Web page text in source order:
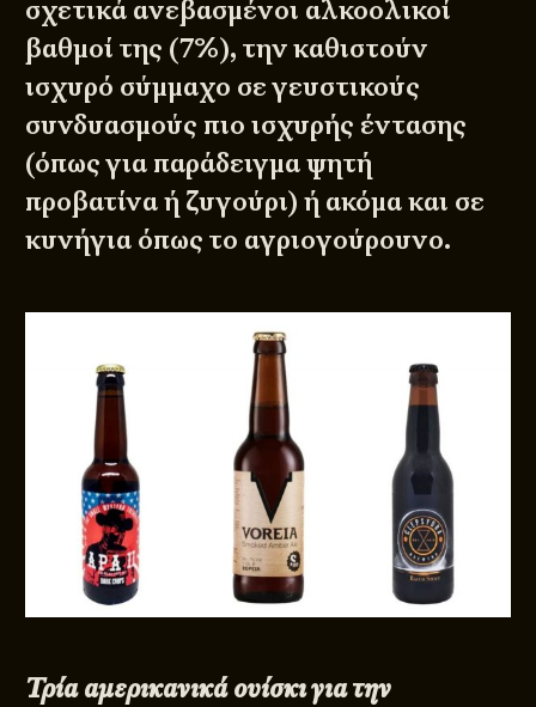
σχετικά ανεβασμένοι αλκοολικοί
βαθμοί της (7%), την καθιστούν
ισχυρό σύμμαχο σε γευστικούς
συνδυασμούς πιο ισχυρής έντασης
(όπως για παράδειγμα ψητή
προβατίνα ή ζυγούρι) ή ακόμα και σε
κυνήγια όπως το αγριογούρουνο.
Τρία αμερικανικά ουίσκι για την